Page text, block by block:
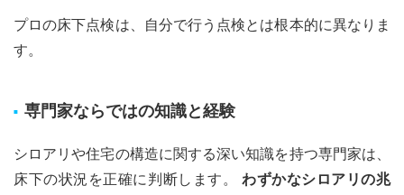
プロの床下点検は、自分で行う点検とは根本的に異なりま
す。
専門家ならではの知識と経験
シロアリや住宅の構造に関する深い知識を持つ専門家は、
床下の状況を正確に判断します。 わずかなシロアリの兆